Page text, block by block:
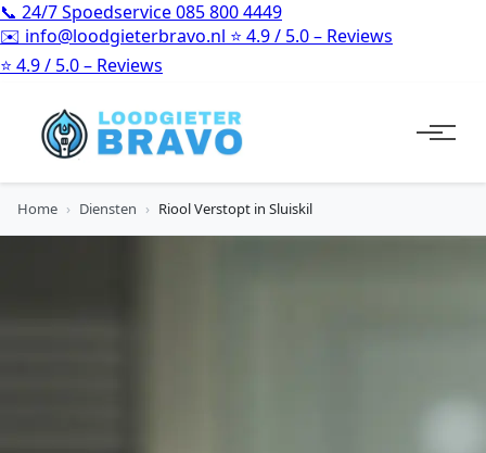
📞 24/7 Spoedservice085 800 4449
✉️ info@loodgieterbravo.nl ⭐ 4.9 / 5.0 – Reviews
⭐ 4.9 / 5.0 – Reviews
Home › Diensten › Riool Verstopt in Sluiskil